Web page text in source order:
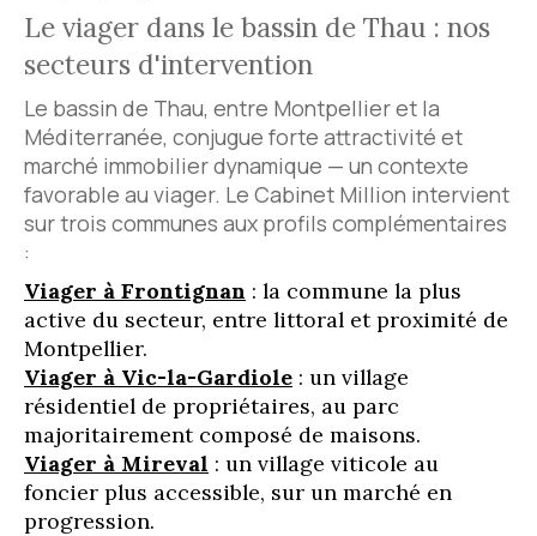
Le viager dans le bassin de Thau : nos
secteurs d'intervention
Le bassin de Thau, entre Montpellier et la
Méditerranée, conjugue forte attractivité et
marché immobilier dynamique — un contexte
favorable au viager. Le Cabinet Million intervient
sur trois communes aux profils complémentaires
:
Viager à Frontignan : la commune la plus
active du secteur, entre littoral et proximité de
Montpellier.
Viager à Vic-la-Gardiole : un village
résidentiel de propriétaires, au parc
majoritairement composé de maisons.
Viager à Mireval : un village viticole au
foncier plus accessible, sur un marché en
progression.